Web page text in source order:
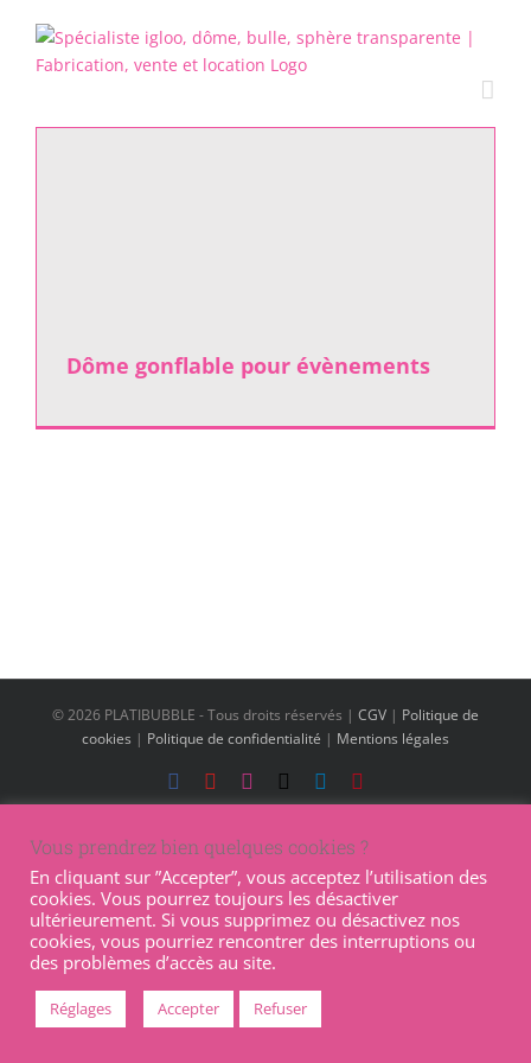
contenu
Dôme gonflable pour évènements
©2026 PLATIBUBBLE - Tous droits réservés | CGV | Politique de
cookies | Politique de confidentialité | Mentions légales
FacebookYouTubeInstagram LinkedIn
Vous prendrez bien quelques cookies ?
En cliquant sur ”Accepter”, vous acceptez l’utilisation des
cookies. Vous pourrez toujours les désactiver
ultérieurement. Si vous supprimez ou désactivez nos
cookies, vous pourriez rencontrer des interruptions ou
des problèmes d’accès au site.
Réglages Accepter Refuser